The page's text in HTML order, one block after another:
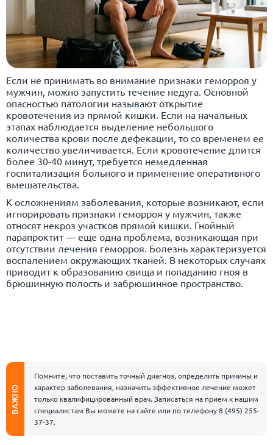
Если не принимать во внимание признаки геморроя у
мужчин, можно запустить течение недуга. Основной
опасностью патологии называют открытие
кровотечения из прямой кишки. Если на начальных
этапах наблюдается выделение небольшого
количества крови после дефекации, то со временем ее
количество увеличивается. Если кровотечение длится
более 30-40 минут, требуется немедленная
госпитализация больного и применение оперативного
вмешательства.
К осложнениям заболевания, которые возникают, если
игнорировать признаки геморроя у мужчин, также
относят некроз участков прямой кишки. Гнойный
парапроктит — еще одна проблема, возникающая при
отсутствии лечения геморроя. Болезнь характеризуется
воспалением окружающих тканей. В некоторых случаях
приводит к образованию свища и попаданию гноя в
брюшинную полость и забрюшинное пространство.
ВАЖНО
Помните, что поставить точный диагноз, определить причины и
характер заболевания, назначить эффективное лечение может
только квалифицированный врач. Записаться на прием к нашим
специалистам Вы можете на сайте или по телефону8 (495) 255-
37-37.